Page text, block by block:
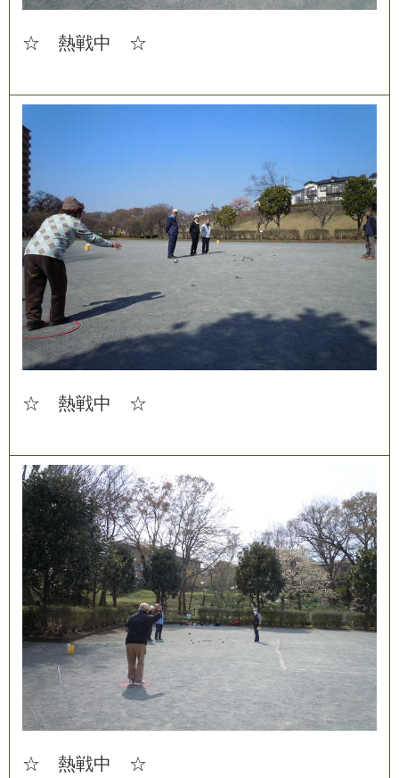
☆ 熱戦中 ☆
☆ 熱戦中 ☆
☆ 熱戦中 ☆